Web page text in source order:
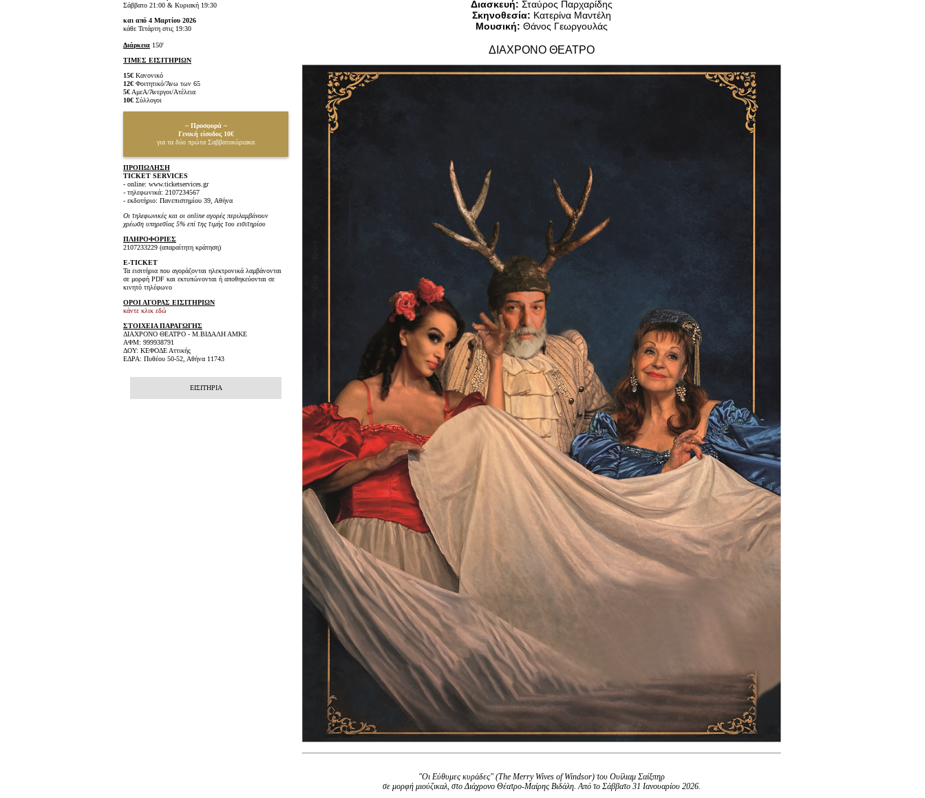
Είσοδος διαχειριστήΔιασκευή: Σταύρος Παρχαρίδης
Σκηνοθεσία: Κατερίνα Μαντέλη
Μουσική: Θάνος Γεωργουλάς
ΔΙΑΧΡΟΝΟ ΘΕΑΤΡΟ
"Οι Εύθυμες κυράδες" (The Merry Wives of Windsor) του Ουίλιαμ Σαίξπηρ
σε μορφή μιούζικαλ, στο Διάχρονο Θέατρο-Μαίρης Βιδάλη. Από το Σάββατο 31 Ιανουαρίου 2026.
Σάββατο 21:00 & Κυριακή 19:30
και από 4 Μαρτίου 2026
κάθε Τετάρτη στις 19:30
Διάρκεια 150'
ΤΙΜΕΣ ΕΙΣΙΤΗΡΙΩΝ
15€ Κανονικό
12€ Φοιτητικό/Άνω των 65
5€ ΑμεΑ/Άνεργοι/Ατέλεια
10€ Σύλλογοι
~ Προσφορά ~
Γενική είσοδος 10€
για τα δύο πρώτα Σαββατοκύριακα
ΠΡΟΠΩΛΗΣΗ
TICKET SERVICES
- online: www.ticketservices.gr
- τηλεφωνικά: 2107234567
- εκδοτήριο: Πανεπιστημίου 39, Αθήνα
Οι τηλεφωνικές και οι online αγορές περιλαμβάνουν
χρέωση υπηρεσίας 5% επί της τιμής του εισιτηρίου
ΠΛΗΡΟΦΟΡΙΕΣ
2107233229 (απαραίτητη κράτηση)
E-TICKET
Τα εισιτήρια που αγοράζονται ηλεκτρονικά λαμβάνονται
σε μορφή PDF και εκτυπώνονται ή αποθηκεύονται σε
κινητό τηλέφωνο
ΟΡΟΙ ΑΓΟΡΑΣ ΕΙΣΙΤΗΡΙΩΝ
κάντε κλικ εδώ
ΣΤΟΙΧΕΙΑ ΠΑΡΑΓΩΓΗΣ
ΔΙΑΧΡΟΝΟ ΘΕΑΤΡΟ - Μ.ΒΙΔΑΛΗ ΑΜΚΕ
ΑΦΜ: 999938791
ΔΟΥ: ΚΕΦΟΔΕ Αττικής
ΕΔΡΑ: Πυθέου 50-52, Αθήνα 11743
ΕΙΣΙΤΗΡΙΑ